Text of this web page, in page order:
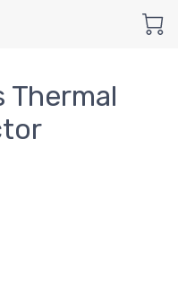
Thermal